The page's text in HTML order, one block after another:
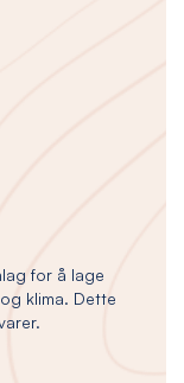
for å lage
klima. Dette